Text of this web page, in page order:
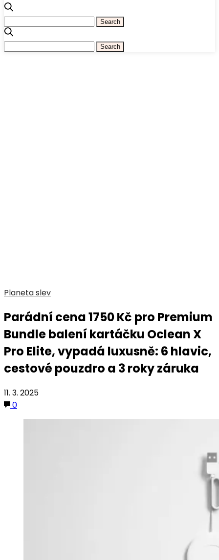
Planeta slev
Parádní cena 1750 Kč pro Premium
Bundle balení kartáčku Oclean X
Pro Elite, vypadá luxusně: 6 hlavic,
cestové pouzdro a 3 roky záruka
11. 3. 2025
0